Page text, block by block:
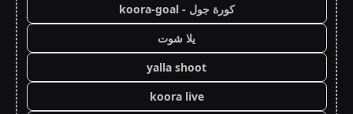
كورة جول - koora-goal
يلا شوت
yalla shoot
koora live